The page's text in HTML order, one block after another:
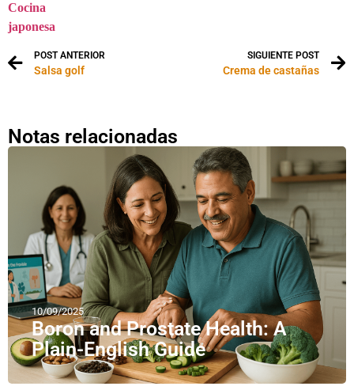
Cocina
japonesa
POST ANTERIOR
Salsa golf
SIGUIENTE POST
Crema de castañas
Notas relacionadas
10/09/2025
Boron and Prostate Health: A
Plain-English Guide